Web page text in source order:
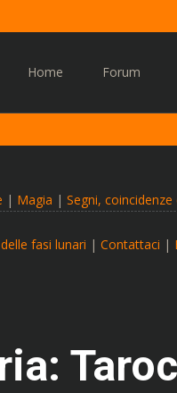
Home Forum
| Magia | Segni,
fasi lunari | Contattaci |